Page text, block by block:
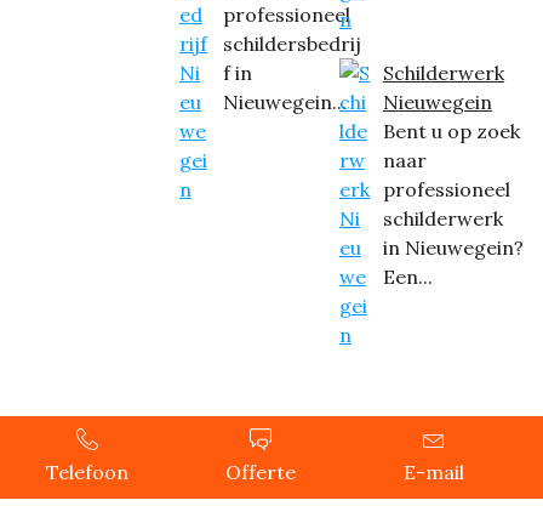
professioneel
schildersbedrij
f in
Nieuwegein...
Schilderwerk
Nieuwegein
Bent u op zoek
naar
professioneel
schilderwerk
in Nieuwegein?
Een...
Copyright © 2024 Schilder Service Nieuwegein, All rights
reserved.
Telefoon Offerte E-mail